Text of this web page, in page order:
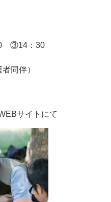
③14：30
同伴）
サイトにて